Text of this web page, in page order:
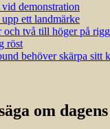
demonstration
ett landmärke
och två till höger på
röst
behöver skärpa sitt
om